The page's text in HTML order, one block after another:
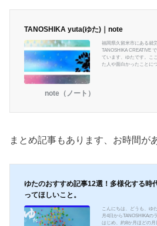
TANOSHIKA yuta(ゆた)｜note
福岡県久留米市にある就
TANOSHIKA CREATIVE
ています、ゆたです。こ
た人や面白かったことに
note（ノート）
まとめ記事もあります、お時間が
ゆたのおすすめ記事12選！多様化する時
ってほしいこと。
こんにちは、どうも、ゆ
月4日からTANOSHIKAの
はじめ、約8か月ほどの